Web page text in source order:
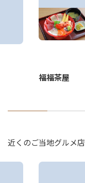
福福茶屋
近くのご当地グルメ店